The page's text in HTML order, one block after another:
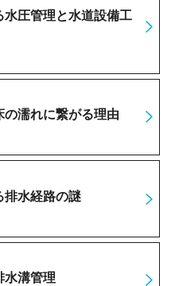
圧管理と水道設備工
濡れに繋がる理由
排水経路の謎
水溝管理